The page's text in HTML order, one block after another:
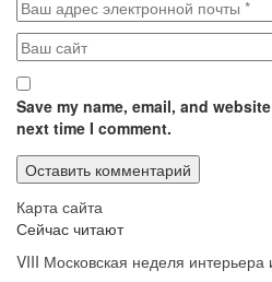
Save my name, email, and
next time I comment.
Карта сайта
Сейчас читают
VIII Московская неделя интерьера